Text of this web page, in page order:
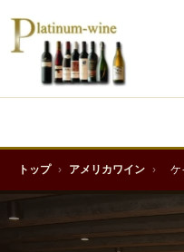
トップ › アメリカワイン › ケ